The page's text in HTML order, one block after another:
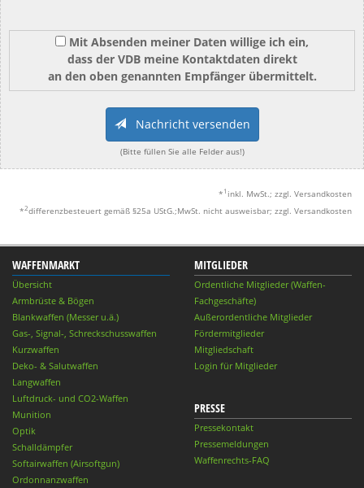
Mit Absenden meiner Daten willige ich ein,
dass der VDB meine Kontaktdaten direkt
an den oben genannten Empfänger übermittelt.
Nachricht versenden
(Bitte füllen Sie alle Felder aus!)
* 1 inkl. MwSt.; zzgl. Versandkosten
*2differenzbesteuert gemäß §25a UStG.;MwSt. nicht ausweisbar; zzgl. Versandkosten
WAFFENMARKT
Übersicht
Armbrüste & Bögen
Blankwaffen (Messer u.ä.)
Gas-, Signal-, Schreckschusswaffen
Kurzwaffen
Deko- & Salutwaffen
Langwaffen
Luftdruck- und CO2-Waffen
Munition
Optik
Schalldämpfer
Softairwaffen (Airsoftgun)
Ordonnanzwaffen
MITGLIEDER
Ordentliche Mitglieder (Waffen-
Fachgeschäfte)
Außerordentliche Mitglieder
Fördermitglieder
Mitgliedschaft
Login für Mitglieder
PRESSE
Pressekontakt
Pressemeldungen
Waffenrechts-FAQ